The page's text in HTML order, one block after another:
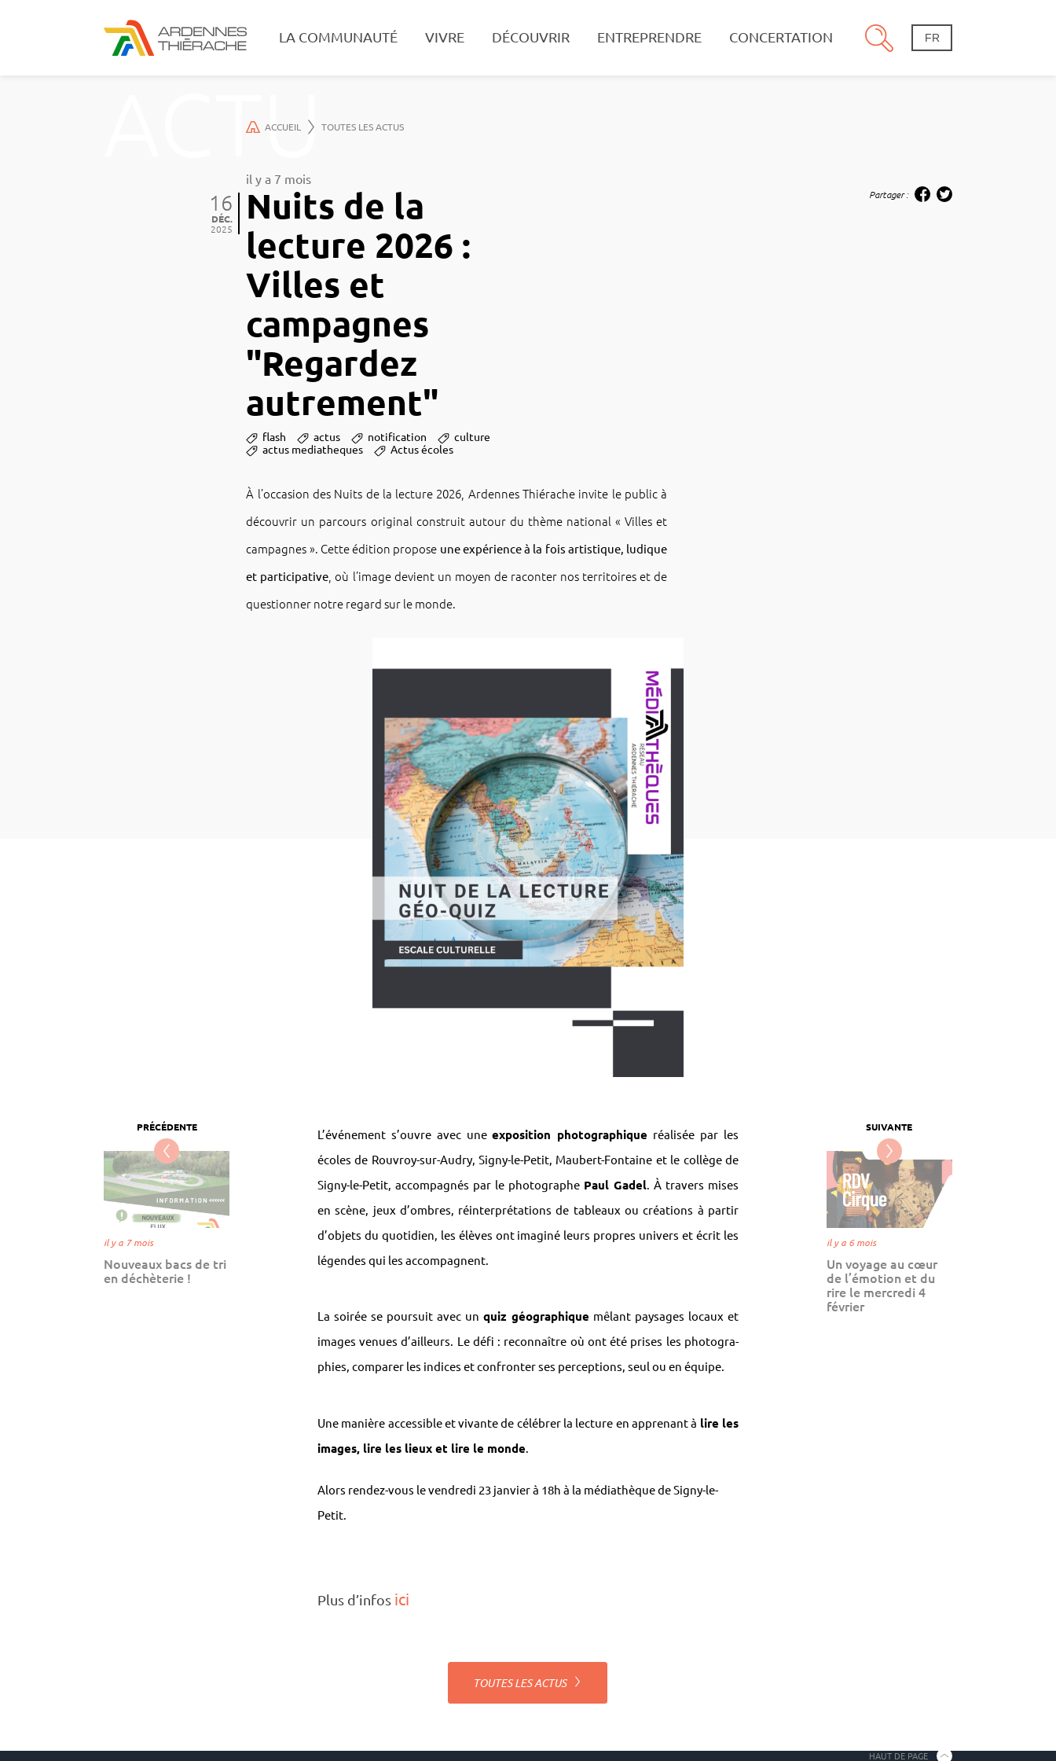
LA COMMUNAUTÉ VIVRE DÉCOUVRIR ENTREPRENDRE CONCERTATION
Recherche FR
ACTU
ACCUEIL TOUTES LES ACTUS
Nuits de la
lecture 2026 :
Villes et
campagnes
"Regardez
autrement"
il y a 7 mois
16
DÉC.
2025
flash actus notification
culture
actus mediatheques
Actus écoles
Partager :
À l’oc­ca­sion des Nuits de la lecture 2026, Ardennes Thié­rache invite le public à
décou­vrir un parcours origi­nal construit autour du thème natio­nal « Villes et
campagnes ». Cette édition propose une expé­rience à la fois artis­tique, ludique
et parti­ci­pa­tive , où l’image devient un moyen de racon­ter nos terri­toires et de
ques­tion­ner notre regard sur le monde.
L’évé­ne­ment s’ouvre avec uneexpo­si­tion photo­gra­phique réali­sée par les
écoles de Rouvroy-sur-Audry, Signy-le-Petit, Maubert-Fontaine et le collège de
Signy-le-Petit, accom­pa­gnés par le photo­graphe Paul Gadel. À travers mises
en scène, jeux d’ombres, réin­ter­pré­ta­tions de tableaux ou créa­tions à partir
d’objets du quoti­dien, les élèves ont imaginé leurs propres univers et écrit les
légendes qui les accom­pagnent.
La soirée se pour­suit avec un quiz géogra­phique mêlant paysages locaux et
images venues d’ailleurs. Le défi : recon­naître où ont été prises les photo­gra­
phies, compa­rer les indices et confron­ter ses percep­tions, seul ou en équipe.
Une manière acces­sible et vivante de célé­brer la lecture en appre­nant à lire les
images, lire les lieux et lire le monde.
Alors rendez-vous le vendredi 23 janvier à 18h à la média­thèque de Signy-le-
Petit.
Plus d’in­fos ici
Nouveaux bacs de tri
en déchèterie !
il y a 7 mois
Un voyage au cœur
de l’émotion et du
rire le mercredi 4
février
il y a 6 mois
TOUTES LES ACTUS
HAUT DE PAGE